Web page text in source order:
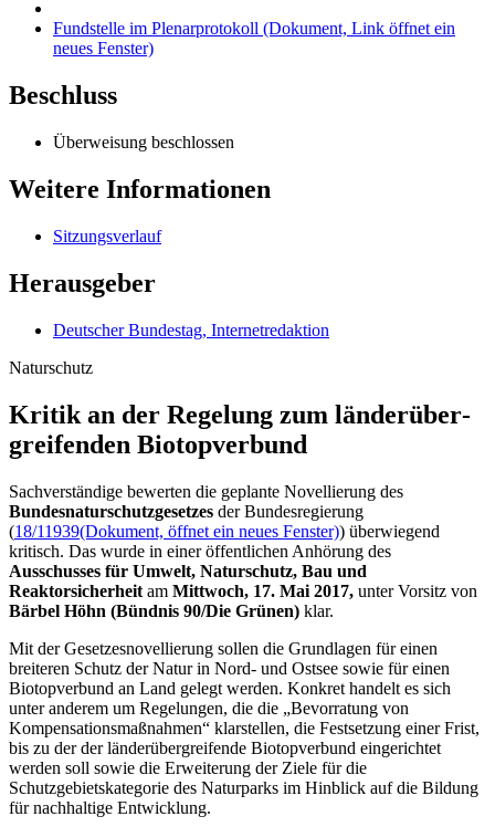
Fundstelle im Plenarprotokoll (Dokument, Link öffnet ein
neues Fenster)
Beschluss
Überweisung beschlossen
Weitere Informationen
Sitzungsverlauf
Herausgeber
Deutscher Bundestag, Internetredaktion
Naturschutz
Kritik an der Regelung zum länderüber­
grei­fenden Biotopverbund
Sachverständige bewerten die geplante Novellierung des
Bundesnaturschutzgesetzes der Bundesregierung
(18/11939(Dokument, öffnet ein neues Fenster)) überwiegend
kritisch. Das wurde in einer öffentlichen Anhörung des
Ausschusses für Umwelt, Naturschutz, Bau und
Reaktorsicherheit am Mittwoch, 17. Mai 2017, unter Vorsitz von
Bärbel Höhn (Bündnis 90/Die Grünen) klar.
Mit der Gesetzesnovellierung sollen die Grundlagen für einen
breiteren Schutz der Natur in Nord- und Ostsee sowie für einen
Biotopverbund an Land gelegt werden. Konkret handelt es sich
unter anderem um Regelungen, die die „Bevorratung von
Kompensationsmaßnahmen“ klarstellen, die Festsetzung einer Frist,
bis zu der der länderübergreifende Biotopverbund eingerichtet
werden soll sowie die Erweiterung der Ziele für die
Schutzgebietskategorie des Naturparks im Hinblick auf die Bildung
für nachhaltige Entwicklung.